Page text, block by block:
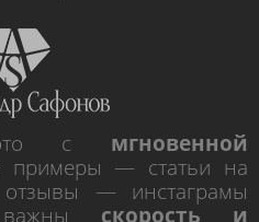
с мгновенной
примеры — статьи на
— инстаграмы
важны скорость и